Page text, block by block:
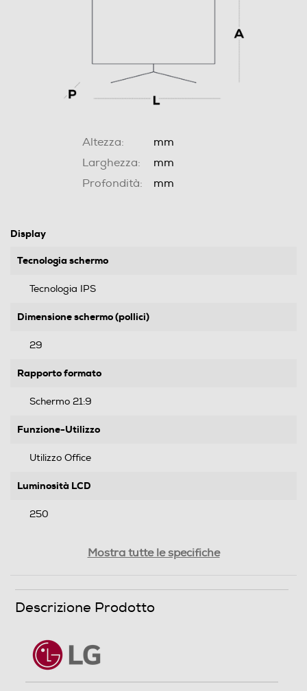
Altezza:
mm
Larghezza:
mm
Profondità:
mm
Display
Tecnologia schermo
Tecnologia IPS
Dimensione schermo (pollici)
29
Rapporto formato
Schermo 21:9
Funzione-Utilizzo
Utilizzo Office
Luminosità LCD
250
Numero colori schermo
16700000
Mostra tutte le specifiche
Descrizione Prodotto